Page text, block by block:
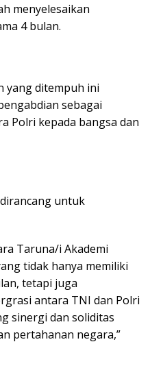
menyelesaikan
4 bulan.
yang ditempuh ini
sebagai
Polri kepada bangsa dan
untuk
Taruna/i Akademi
tidak hanya memiliki
tetapi juga
antara TNI dan Polri
sinergi dan soliditas
pertahanan negara,”